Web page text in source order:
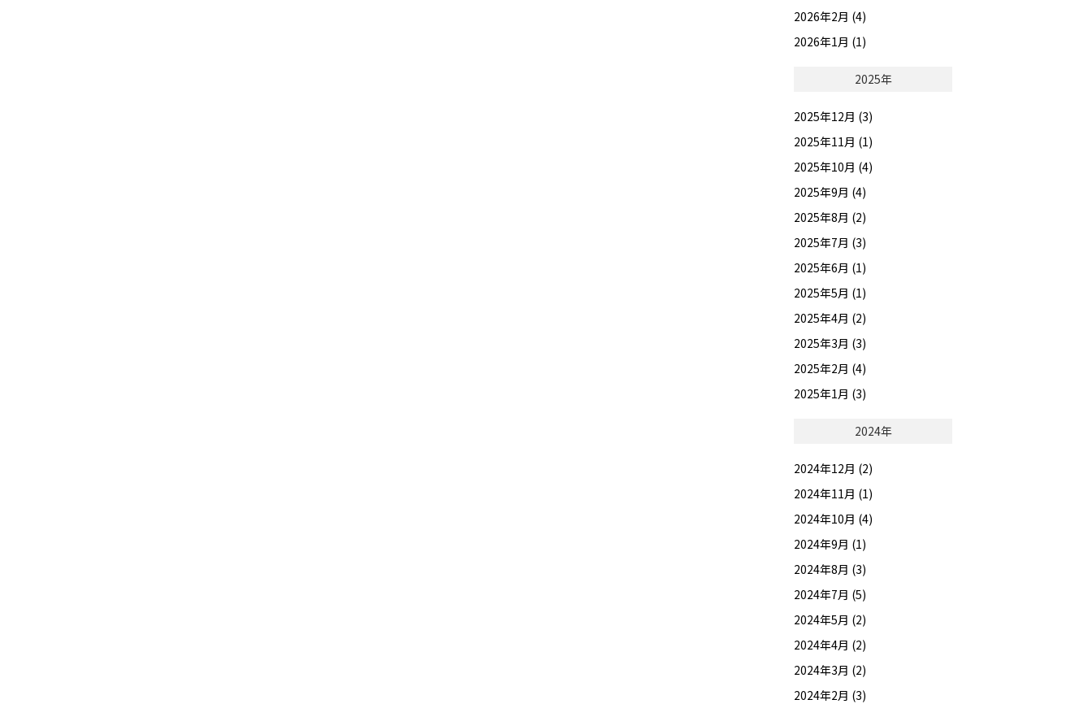
2026年2月 (4)
2026年1月 (1)
2025年
2025年12月 (3)
2025年11月 (1)
2025年10月 (4)
2025年9月 (4)
2025年8月 (2)
2025年7月 (3)
2025年6月 (1)
2025年5月 (1)
2025年4月 (2)
2025年3月 (3)
2025年2月 (4)
2025年1月 (3)
2024年
2024年12月 (2)
2024年11月 (1)
2024年10月 (4)
2024年9月 (1)
2024年8月 (3)
2024年7月 (5)
2024年5月 (2)
2024年4月 (2)
2024年3月 (2)
2024年2月 (3)